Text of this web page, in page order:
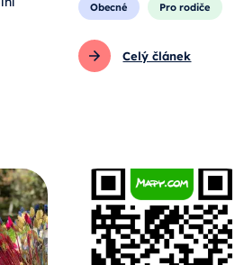
Obecné Pro rodiče
Celý článek